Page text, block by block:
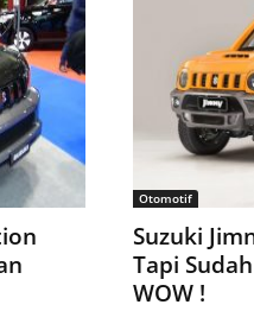
Otomotif
Suzuki
Tapi
WOW !